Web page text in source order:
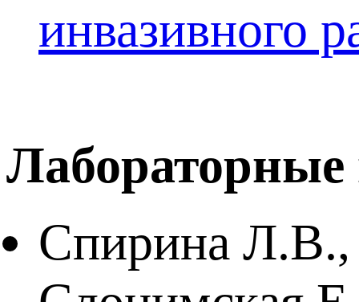
инвазивного
Лабораторные
Спирина